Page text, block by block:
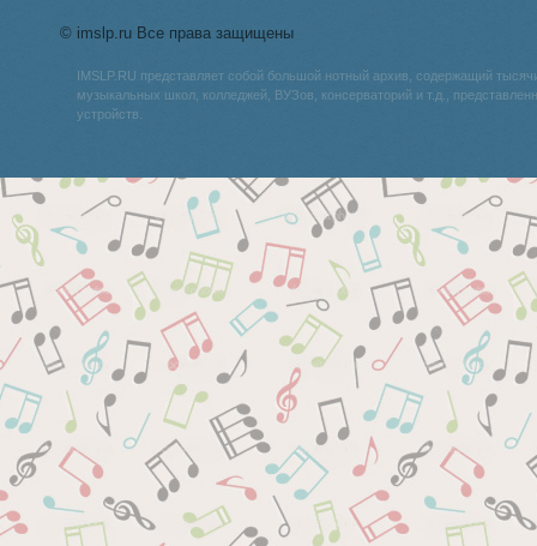
© imslp.ru Все права защищены
IMSLP.RU представляет собой большой нотный архив, содержащий
музыкальных школ, колледжей, ВУЗов, консерваторий и т.д.,
устройств.